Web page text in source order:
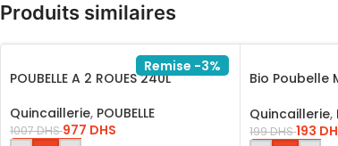
Produits similaires
Remise -3%
POUBELLE A 2 ROUES 240L
Quincaillerie, POUBELLE
1007DHS 977 DHS
Bio Poubelle
Quincaillerie,
199DHS193